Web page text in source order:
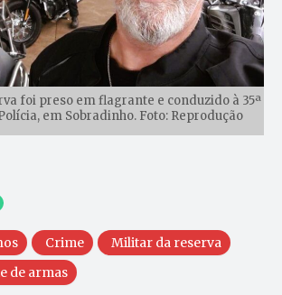
foi preso em flagrante e conduzido à 35ª
em Sobradinho. Foto: Reprodução
Crime
Militar da reserva
de armas